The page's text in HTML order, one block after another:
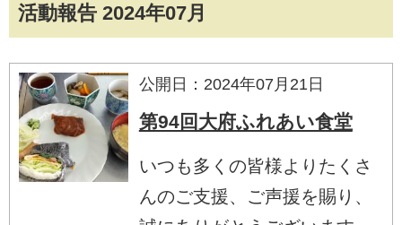
活動報告 2024年07月
公開日：2024年07月21日
第94回大府ふれあい食堂
いつも多くの皆様よりたくさ
んのご支援、ご声援を賜り、